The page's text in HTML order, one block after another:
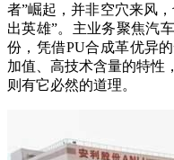
者”崛起，并非空穴来风
出英雄”。主业务聚焦汽
份，凭借PU合成革优异
加值、高技术含量的特性
则有它必然的道理。